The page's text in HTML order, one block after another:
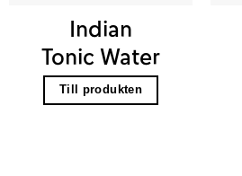
Indian
Tonic Water
Till produkten